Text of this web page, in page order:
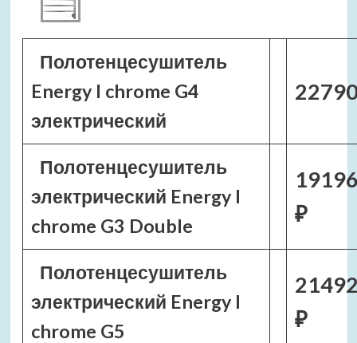
Полотенцесушитель
Energy I chrome G4
электрический
Полотенцесушитель
электрический Energy I
chrome G3 Double
₽
Полотенцесушитель
электрический Energy I
chrome G5
₽